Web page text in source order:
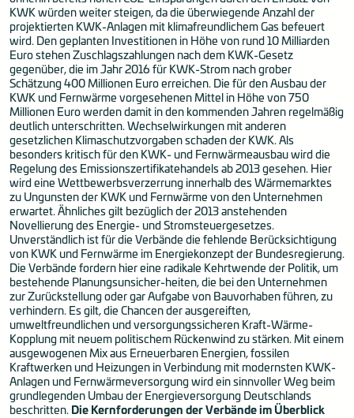
KWK würden weiter steigen, da die überwiegende Anzahl der
projektierten KWK-Anlagen mit klimafreundlichem Gas befeuert
wird. Den geplanten Investitionen in Höhe von rund 10 Milliarden
Euro stehen Zuschlagszahlungen nach dem KWK-Gesetz
gegenüber, die im Jahr 2016 für KWK-Strom nach grober
Schätzung 400 Millionen Euro erreichen. Die für den Ausbau der
KWK und Fernwärme vorgesehenen Mittel in Höhe von 750
Millionen Euro werden damit in den kommenden Jahren regelmäßig
deutlich unterschritten. Wechselwirkungen mit anderen
gesetzlichen Klimaschutzvorgaben schaden der KWK. Als
besonders kritisch für den KWK- und Fernwärmeausbau wird die
Regelung des Emissionszertifikatehandels ab 2013 gesehen. Hier
wird eine Wettbewerbsverzerrung innerhalb des Wärmemarktes
zu Ungunsten der KWK und Fernwärme von den Unternehmen
erwartet. Ähnliches gilt bezüglich der 2013 anstehenden
Novellierung des Energie- und Stromsteuergesetzes.
Unverständlich ist für die Verbände die fehlende Berücksichtigung
von KWK und Fernwärme im Energiekonzept der Bundesregierung.
Die Verbände fordern hier eine radikale Kehrtwende der Politik, um
bestehende Planungsunsicher-heiten, die bei den Unternehmen
zur Zurückstellung oder gar Aufgabe von Bauvorhaben führen, zu
verhindern. Es gilt, die Chancen der ausgereiften,
umweltfreundlichen und versorgungssicheren Kraft-Wärme-
Kopplung mit neuem politischem Rückenwind zu stärken. Mit einem
ausgewogenen Mix aus Erneuerbaren Energien, fossilen
Kraftwerken und Heizungen in Verbindung mit modernsten KWK-
Anlagen und Fernwärmeversorgung wird ein sinnvoller Weg beim
grundlegenden Umbau der Energieversorgung Deutschlands
beschritten. Die Kernforderungen der Verbände im Überblick